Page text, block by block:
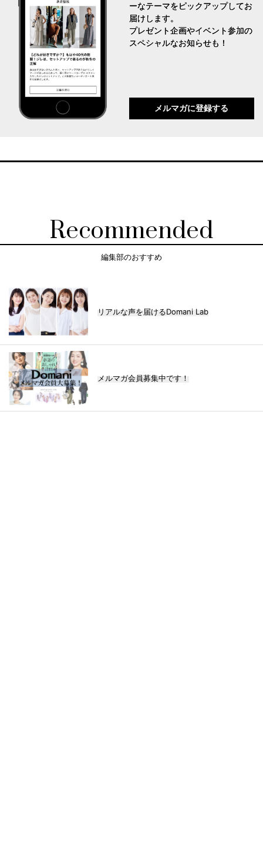
ーなテーマをピックアップしてお
届けします。
プレゼント企画やイベント参加の
スペシャルなお知らせも！
メルマガに登録する
Recommended
編集部のおすすめ
リアルな声を届けるDomani Lab
メルマガ会員募集中です！